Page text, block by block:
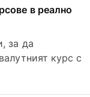
в реално
за да
курс с